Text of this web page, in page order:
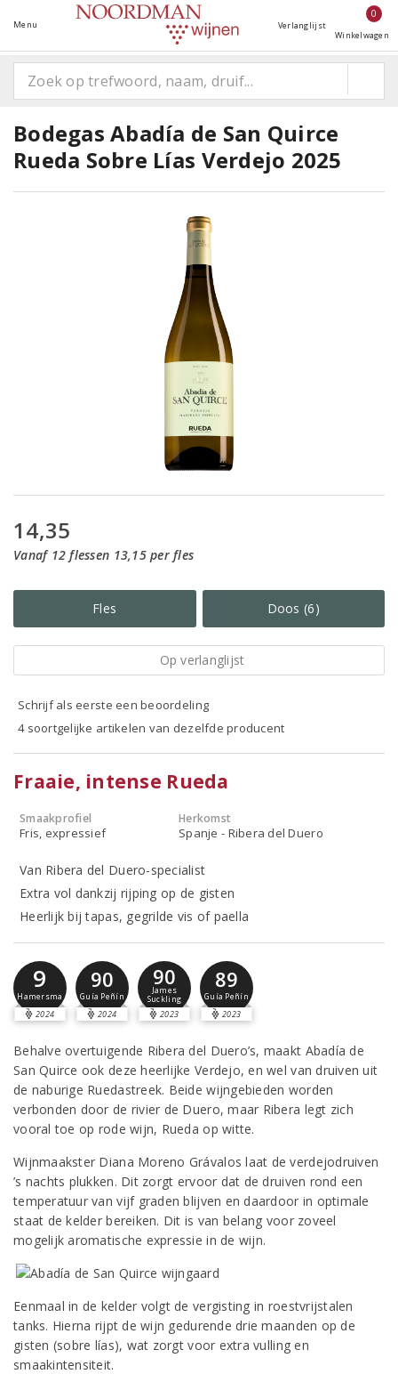
Menu Verlanglijst
0
Winkelwagen
Bodegas Abadía de San Quirce
Rueda Sobre Lías Verdejo 2025
14,35
Vanaf 12 flessen 13,15 per fles
Fles Doos (6)
Op verlanglijst
Schrijf als eerste een beoordeling
4 soortgelijke artikelen van dezelfde producent
Fraaie, intense Rueda
Smaakprofiel
Fris, expressief
Herkomst
Spanje - Ribera del Duero
Van Ribera del Duero-specialist
Extra vol dankzij rijping op de gisten
Heerlijk bij tapas, gegrilde vis of paella
9
Hamersma
2024
90
Guía Peñín
2024
90
James
Suckling
2023
89
Guía Peñín
2023
Behalve overtuigende Ribera del Duero’s, maakt Abadía de
San Quirce ook deze heerlijke Verdejo, en wel van druiven uit
de naburige Ruedastreek. Beide wijngebieden worden
verbonden door de rivier de Duero, maar Ribera legt zich
vooral toe op rode wijn, Rueda op witte.
Wijnmaakster Diana Moreno Grávalos laat de verdejodruiven
’s nachts plukken. Dit zorgt ervoor dat de druiven rond een
temperatuur van vijf graden blijven en daardoor in optimale
staat de kelder bereiken. Dit is van belang voor zoveel
mogelijk aromatische expressie in de wijn.
Eenmaal in de kelder volgt de vergisting in roestvrijstalen
tanks. Hierna rijpt de wijn gedurende drie maanden op de
gisten (sobre lías), wat zorgt voor extra vulling en
smaakintensiteit.